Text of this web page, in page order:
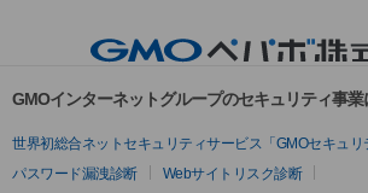
GMOインターネットグループのセキュリティ事業
世界初総合ネットセキュリティサービス「GMOセキュリ
パスワード漏洩診断
Webサイトリスク診断